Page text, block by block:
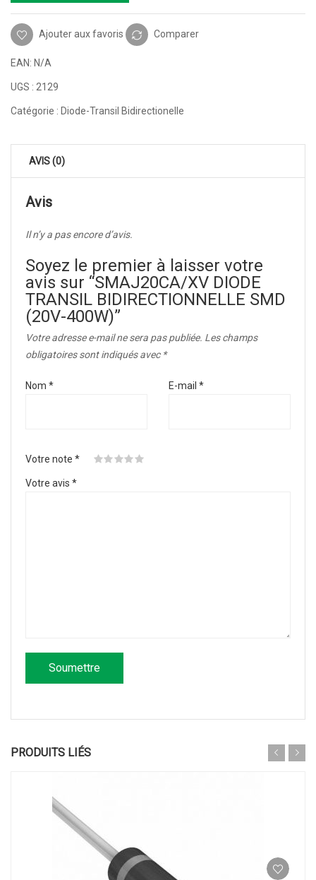
Ajouter aux favoris Comparer
EAN: N/A
UGS : 2129
Catégorie : Diode-Transil Bidirectionelle
AVIS (0)
Avis
Il n’y a pas encore d’avis.
Soyez le premier à laisser votre
avis sur “SMAJ20CA/XV DIODE
TRANSIL BIDIRECTIONNELLE SMD
(20V-400W)”
Votre adresse e-mail ne sera pas publiée. Les champs
obligatoires sont indiqués avec *
Nom * E-mail *
Votre note *
Votre avis *
PRODUITS LIÉS